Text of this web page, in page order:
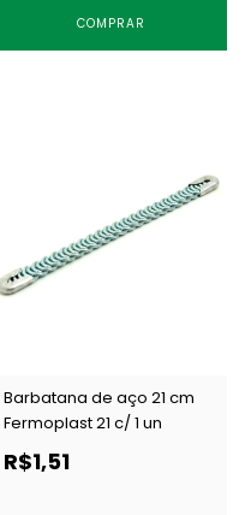
COMPRAR
Barbatana de aço 21 cm
Fermoplast 21 c/ 1 un
R$1,51